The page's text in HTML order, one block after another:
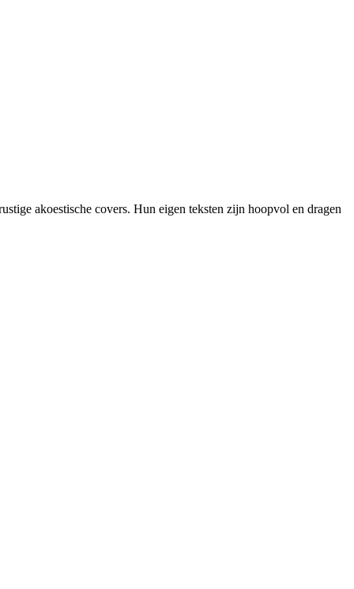
akoestische covers. Hun eigen teksten zijn hoopvol en dragen